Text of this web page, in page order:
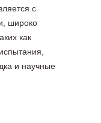
с
широко
как
и научные